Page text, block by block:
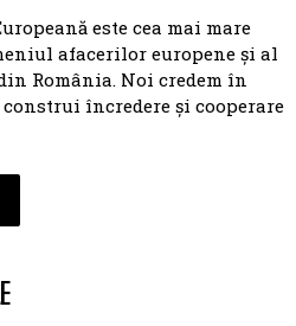
este cea mai mare
afacerilor europene și al
România. Noi credem în
încredere și cooperare